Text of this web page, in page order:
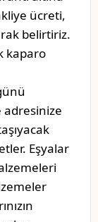
ücreti,
belirtiriz.
kaparo
Eşyalar